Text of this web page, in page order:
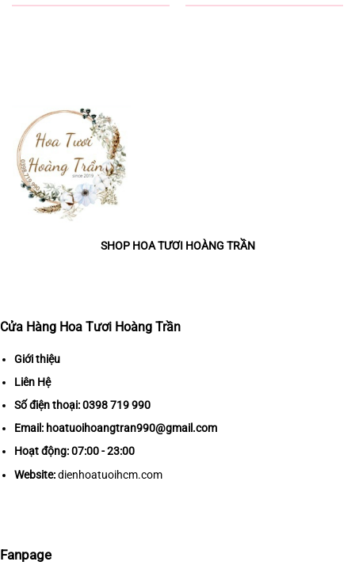
SHOP HOA TƯƠI HOÀNG TRẦN
Cửa Hàng Hoa Tươi Hoàng Trần
Giới thiệu
Liên Hệ
Số điện thoại:0398 719 990
Email: hoatuoihoangtran990@gmail.com
Hoạt động: 07:00 - 23:00
Website: dienhoatuoihcm.com
Fanpage